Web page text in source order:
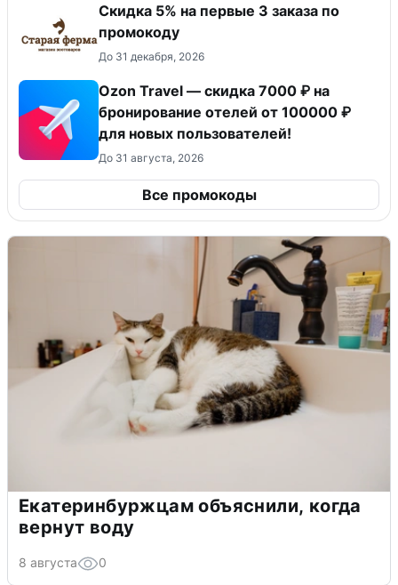
Скидка 5% на первые 3 заказа по
промокоду
До 31 декабря, 2026
Ozon Travel — скидка 7000 ₽ на
бронирование отелей от 100000 ₽
для новых пользователей!
До 31 августа, 2026
Все промокоды
Екатеринбуржцам объяснили, когда
вернут воду
8 августа 0